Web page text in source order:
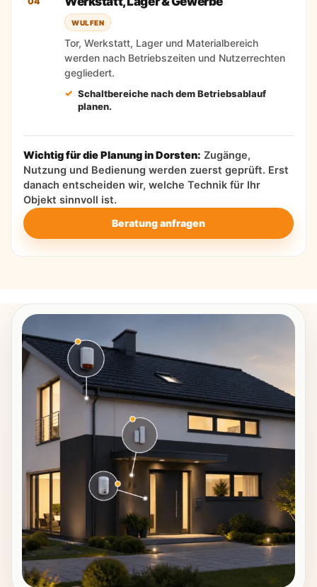
WULFEN
Tor, Werkstatt, Lager und Materialbereich
werden nach Betriebszeiten und Nutzerrechten
gegliedert.
Schaltbereiche nach dem Betriebsablauf
planen.
Wichtig für die Planung in Dorsten: Zugänge,
Nutzung und Bedienung werden zuerst geprüft. Erst
danach entscheiden wir, welche Technik für Ihr
Objekt sinnvoll ist.
Beratung anfragen